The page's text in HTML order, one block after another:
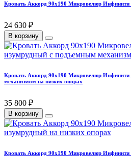
Кровать Аккорд 90х190 Микровелюр
24 630 ₽
В корзину
Кровать Аккорд 90х190 Микровелюр
механизмом на низких опорах
35 800 ₽
В корзину
Кровать Аккорд 90х190 Микровелюр Инфинити